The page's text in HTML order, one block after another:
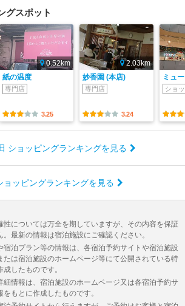
グスポット
0.52km
紙の温度
専門店
3.25
2.03km
妙香園 (本店)
専門店
3.24
ミュ
ショ
ショッピングランキングを見る
ョッピングランキングを見る
性については万全を期していますが、その内容を保証
最新の情報は宿泊施設にご確認ください。
宿泊プラン等の情報は、各宿泊予約サイトや宿泊施設
たは宿泊施設のホームページ等にて公開されている特
したものです。
細情報は、宿泊施設のホームページ又は各宿泊予約サ
もとに作成したものです。